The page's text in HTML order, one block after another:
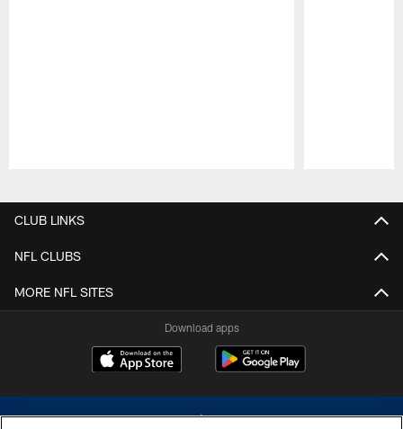
CLUB LINKS
NFL CLUBS
MORE NFL SITES
Download apps